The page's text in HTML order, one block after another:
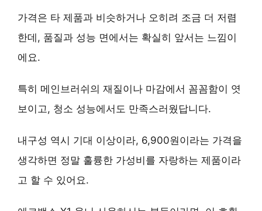
가격은 타 제품과 비슷하거나 오히려 조금 더 저렴
한데, 품질과 성능 면에서는 확실히 앞서는 느낌이
에요.
특히 메인브러쉬의 재질이나 마감에서 꼼꼼함이 엿
보이고, 청소 성능에서도 만족스러웠답니다.
내구성 역시 기대 이상이라, 6,900원이라는 가격을
생각하면 정말 훌륭한 가성비를 자랑하는 제품이라
고 할 수 있어요.